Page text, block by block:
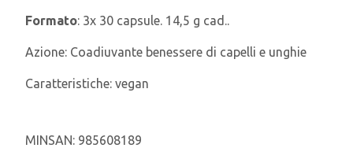
Formato: 3x 30 capsule. 14,5 g cad..
Azione: Coadiuvante benessere di capelli e unghie
Caratteristiche: vegan
MINSAN: 985608189